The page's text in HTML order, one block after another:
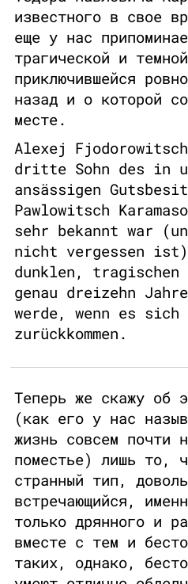
известного в свое
еще у нас
трагической и
приключившейся
назад и о которой
месте.
Alexej Fjodorowitsch
dritte Sohn des in
ansässigen
Pawlowitsch
sehr bekannt war
nicht vergessen ist)
dunklen, tragischen
genau dreizehn
werde, wenn es
zurückkommen.
Теперь же скажу об
(как его у нас
жизнь совсем почти
поместье) лишь то,
странный тип,
встречающийся,
только дрянного и
вместе с тем и
таких, однако,